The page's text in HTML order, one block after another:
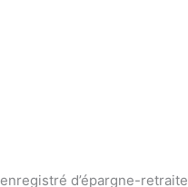
enregistré d’épargne-retraite